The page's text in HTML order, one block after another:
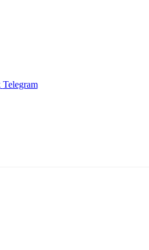
Telegram